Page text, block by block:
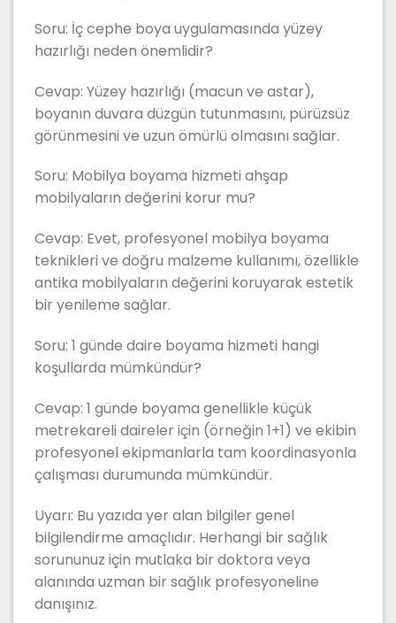
Soru: İç cephe boya uygulamasında yüzey
hazırlığı neden önemlidir?
Cevap: Yüzey hazırlığı (macun ve astar),
boyanın duvara düzgün tutunmasını, pürüzsüz
görünmesini ve uzun ömürlü olmasını sağlar.
Soru: Mobilya boyama hizmeti ahşap
mobilyaların değerini korur mu?
Cevap: Evet, profesyonel mobilya boyama
teknikleri ve doğru malzeme kullanımı, özellikle
antika mobilyaların değerini koruyarak estetik
bir yenileme sağlar.
Soru: 1 günde daire boyama hizmeti hangi
koşullarda mümkündür?
Cevap: 1 günde boyama genellikle küçük
metrekareli daireler için (örneğin 1+1) ve ekibin
profesyonel ekipmanlarla tam koordinasyonla
çalışması durumunda mümkündür.
Uyarı: Bu yazıda yer alan bilgiler genel
bilgilendirme amaçlıdır. Herhangi bir sağlık
sorununuz için mutlaka bir doktora veya
alanında uzman bir sağlık profesyoneline
danışınız.